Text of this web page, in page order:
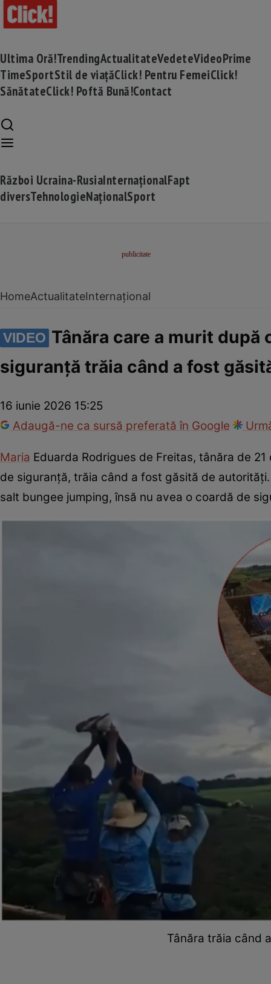
Ultima Oră!TrendingActualitateVedeteVideoPrime
TimeSportStil de viațăClick! Pentru FemeiClick!
SănătateClick! Poftă Bună!Contact
Război Ucraina-RusiaInternaționalFapt
diversTehnologieNaționalSport
HomeActualitateInternațional
VIDEO Tânăra care a murit după
siguranță trăia când a fost
16 iunie 2026 15:25
Adaugă-ne ca sursă preferată în Google
Maria Eduarda Rodrigues de Freitas, tânăra de
de siguranță, trăia când a fost găsită de
salt bungee jumping, însă nu avea o coardă de
Tânăra trăia când